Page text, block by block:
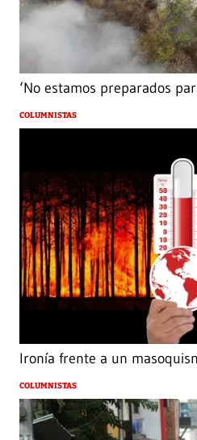
‘No estamos preparados
COLUMNISTAS
Ironía frente a un
COLUMNISTAS